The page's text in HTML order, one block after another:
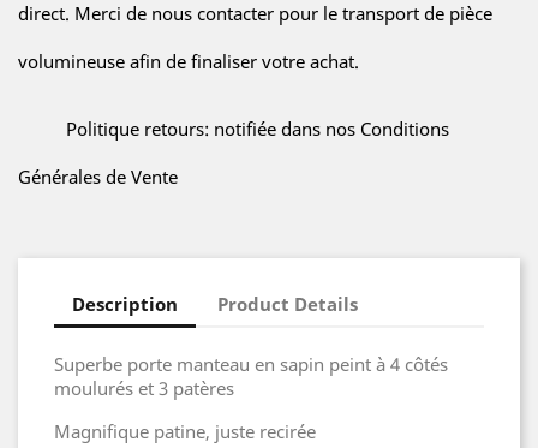
direct. Merci de nous contacter pour le transport de pièce
volumineuse afin de finaliser votre achat.
Politique retours: notifiée dans nos Conditions
Générales de Vente
Description Product Details
Superbe porte manteau en sapin peint à 4 côtés
moulurés et 3 patères
Magnifique patine, juste recirée